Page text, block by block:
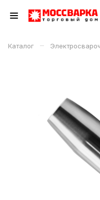
Каталог –